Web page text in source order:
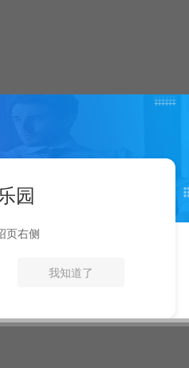
— 退出重进
园
页右侧
我知道了